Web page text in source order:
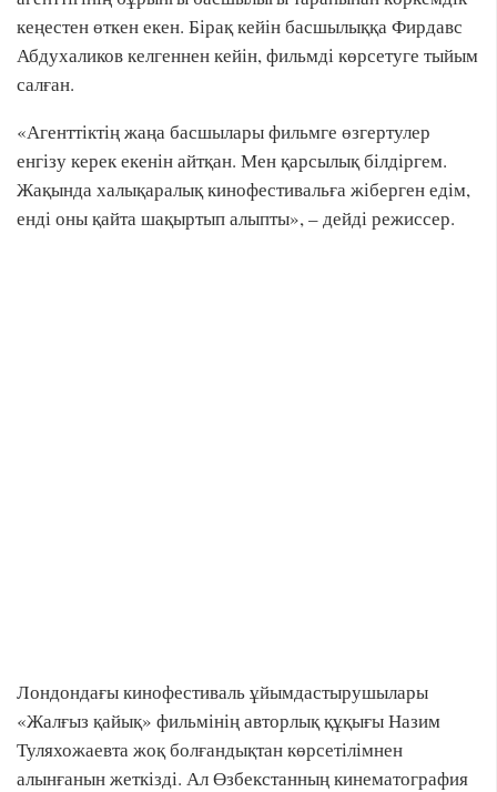
кеңестен өткен екен. Бірақ кейін басшылыққа Фирдавс
Абдухаликов келгеннен кейін, фильмді көрсетуге тыйым
салған.
«Агенттіктің жаңа басшылары фильмге өзгертулер
енгізу керек екенін айтқан. Мен қарсылық білдіргем.
Жақында халықаралық кинофестивальға жіберген едім,
енді оны қайта шақыртып алыпты», – дейді режиссер.
Лондондағы кинофестиваль ұйымдастырушылары
«Жалғыз қайық» фильмінің авторлық құқығы Назим
Туляхожаевта жоқ болғандықтан көрсетілімнен
алынғанын жеткізді. Ал Өзбекстанның кинематография